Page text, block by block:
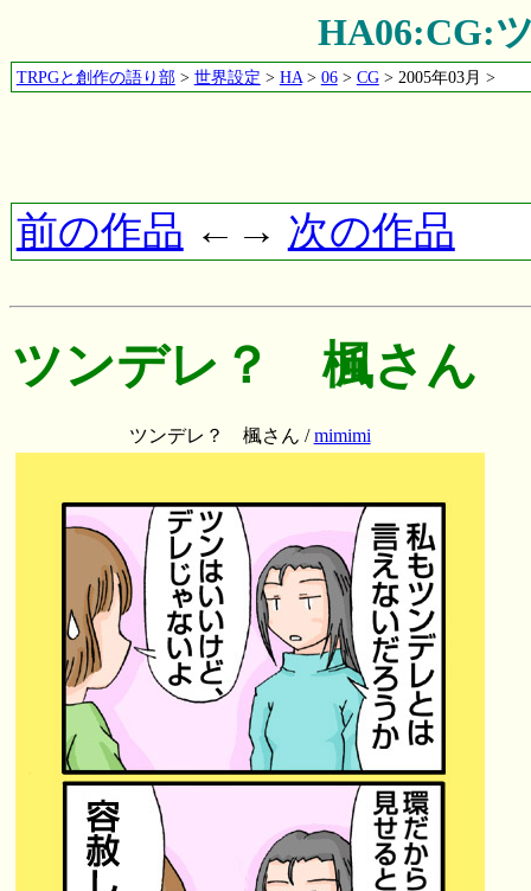
HA06:CG:
TRPGと創作の語り部> 世界設定 > HA> 06> CG> 2005年03月 >
前の作品 ←→ 次の作品
ツンデレ？ 楓さん
ツンデレ？ 楓さん /mimimi